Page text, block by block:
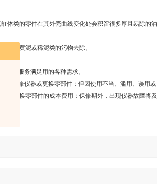
体类的零件在其外壳曲线变化处会积留很多厚且易除的油
量将黄泥或稀泥类的污物去除。
保修服务满足用的各种需求。
费维修仪器或更换零部件；但因使用不当、滥用、误用或
所更换零部件的成本费用；保修期外，出现仪器故障将及